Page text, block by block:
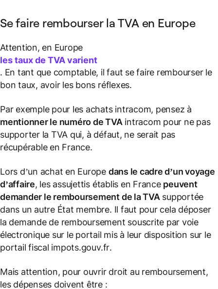
Se faire rembourser la TVA en Europe
Attention, en Europe
les taux de TVA varient
. En tant que comptable, il faut se faire rembourser le
bon taux, avoir les bons réflexes.
Par exemple pour les achats intracom, pensez à
mentionner le numéro de TVA intracom pour ne pas
supporter la TVA qui, à défaut, ne serait pas
récupérable en France.
Lors d’un achat en Europe dans le cadre d’un voyage
d’affaire, les assujettis établis en France peuvent
demander le remboursement de la TVA supportée
dans un autre État membre. Il faut pour cela déposer
la demande de remboursement souscrite par voie
électronique sur le portail mis à leur disposition sur le
portail fiscal impots.gouv.fr.
Mais attention, pour ouvrir droit au remboursement,
les dépenses doivent être :